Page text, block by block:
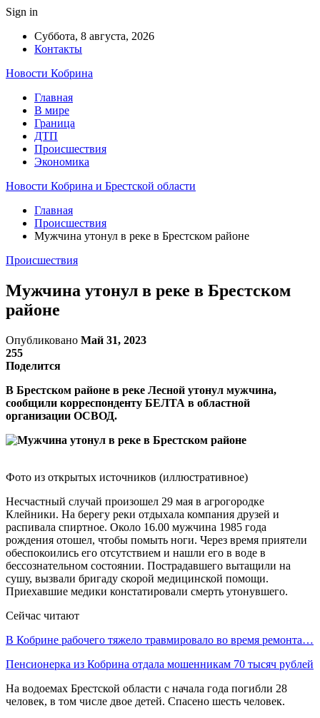
Sign in
Суббота, 8 августа, 2026
Контакты
Новости Кобрина
Главная
В мире
Граница
ДТП
Происшествия
Экономика
Новости Кобрина и Брестской области
Главная
Происшествия
Мужчина утонул в реке в Брестском районе
Происшествия
Мужчина утонул в реке в Брестском
районе
Опубликовано Май 31, 2023
255
Поделится
В Брестском районе в реке Лесной утонул мужчина,
сообщили корреспонденту БЕЛТА в областной
организации ОСВОД.
Фото из открытых источников (иллюстративное)
Несчастный случай произошел 29 мая в агрогородке
Клейники. На берегу реки отдыхала компания друзей и
распивала спиртное. Около 16.00 мужчина 1985 года
рождения отошел, чтобы помыть ноги. Через время приятели
обеспокоились его отсутствием и нашли его в воде в
бессознательном состоянии. Пострадавшего вытащили на
сушу, вызвали бригаду скорой медицинской помощи.
Приехавшие медики констатировали смерть утонувшего.
Сейчас читают
В Кобрине рабочего тяжело травмировало во время ремонта…
Пенсионерка из Кобрина отдала мошенникам 70 тысяч рублей
На водоемах Брестской области с начала года погибли 28
человек, в том числе двое детей. Спасено шесть человек.